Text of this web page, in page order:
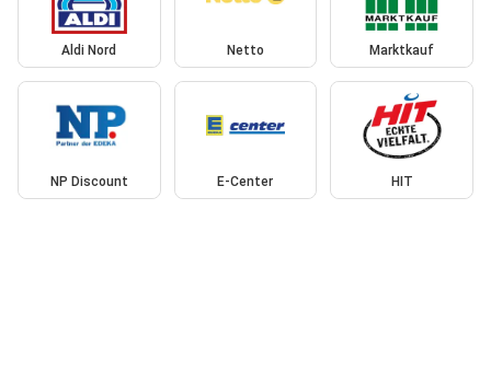
Aldi Nord Netto Marktkauf
NP Discount E-Center HIT